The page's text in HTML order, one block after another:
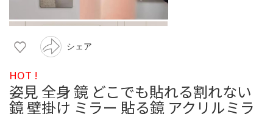
シェア
HOT !
姿見 全身 鏡 どこでも貼れる割れない
鏡 壁掛け ミラー 貼る鏡 アクリルミラ